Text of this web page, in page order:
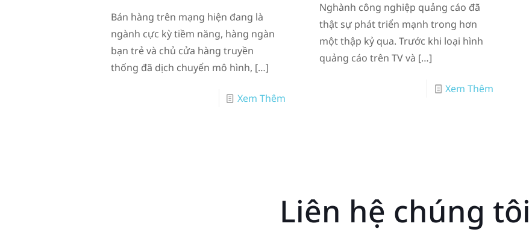
Bán hàng trên mạng hiện đang là
ngành cực kỳ tiềm năng, hàng ngàn
bạn trẻ và chủ cửa hàng truyền
thống đã dịch chuyển mô hình, […]
Xem Thêm
Nghành công nghiệp quảng cáo đã
thật sự phát triển mạnh trong hơn
một thập kỷ qua. Trước khi loại hình
quảng cáo trên TV và […]
Xem Thêm
Liên hệ chúng tôi